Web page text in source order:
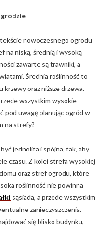
nowoczesnego ogrodu
na niską, średnią i wysoką
zawarte są trawniki, a
Średnia roślinność to
krzewy oraz niższe drzewa.
wszystkim wysokie
pod uwagę planując ogród w
na strefy?
jednolita i spójna, tak, aby
czasu. Z kolei strefa wysokiej
oraz stref ogrodu, które
roślinność nie powinna
sąsiada, a przede wszystkim
zanieczyszczenia.
się blisko budynku,